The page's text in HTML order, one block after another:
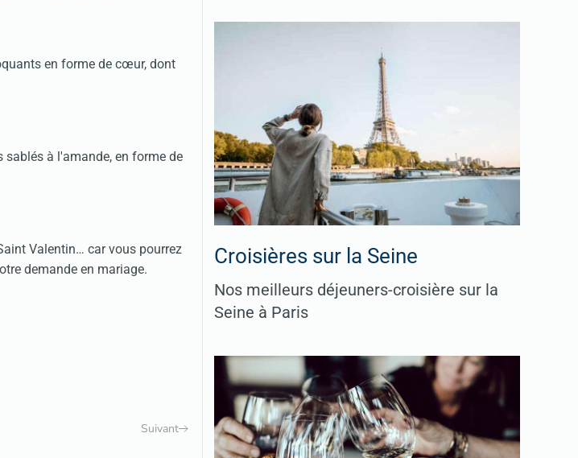
en forme de cœur, dont
à l'amande, en forme de
Valentin… car vous pourrez
demande en mariage.
Suivant
Croisières sur la Seine
Nos meilleurs déjeuners-croisière sur la
Seine à Paris